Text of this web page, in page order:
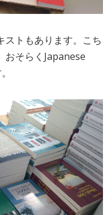
ストもあります。こち
おそらくJapanese